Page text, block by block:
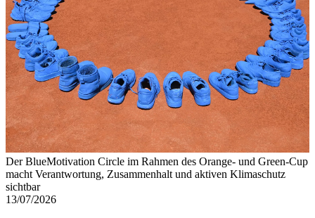
Der BlueMotivation Circle im Rahmen des Orange- und Green-Cup
macht Verantwortung, Zusammenhalt und aktiven Klimaschutz
sichtbar
13/07/2026